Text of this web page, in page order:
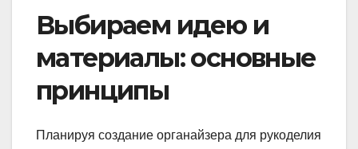
Выбираем идею и
материалы: основные
принципы
Планируя создание органайзера для рукоделия